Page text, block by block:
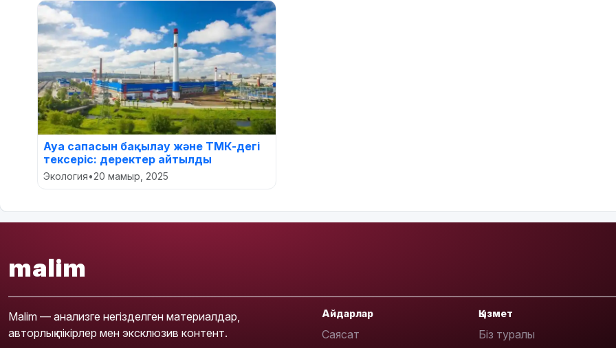
Ауа сапасын бақылау және ТМК-дегі
тексеріс: деректер айтылды
Экология•20 мамыр, 2025
malim
Malim — анализге негізделген материалдар,
авторлық пікірлер мен эксклюзив контент.
Айдарлар
Саясат
Қызмет
Біз туралы